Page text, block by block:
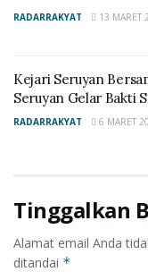
Untuk diketahui,
RADARRAKYAT 13 MARET
Kejari Seruyan
Seruyan Gelar Bakti
RADARRAKYAT 6 MARET
Tinggalkan
Alamat email Anda
ditandai *